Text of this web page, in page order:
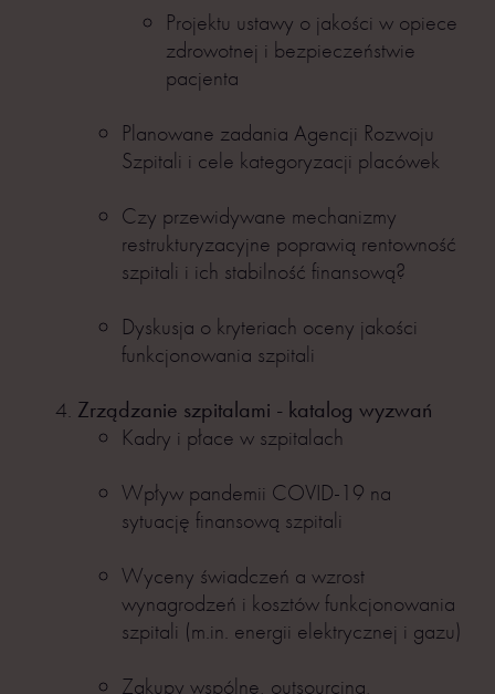
Projektu ustawy o jakości w opiece
zdrowotnej i bezpieczeństwie
pacjenta
Planowane zadania Agencji Rozwoju
Szpitali i cele kategoryzacji placówek
Czy przewidywane mechanizmy
restrukturyzacyjne poprawią rentowność
szpitali i ich stabilność finansową?
Dyskusja o kryteriach oceny jakości
funkcjonowania szpitali
Zrządzanie szpitalami - katalog wyzwań
Kadry i płace w szpitalach
Wpływ pandemii COVID-19 na
sytuację finansową szpitali
Wyceny świadczeń a wzrost
wynagrodzeń i kosztów funkcjonowania
szpitali (m.in. energii elektrycznej i gazu)
Zakupy wspólne, outsourcing,